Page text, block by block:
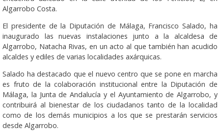
Algarrobo Costa.
El presidente de la Diputación de Málaga, Francisco Salado, ha
inaugurado las nuevas instalaciones junto a la alcaldesa de
Algarrobo, Natacha Rivas, en un acto al que también han acudido
alcaldes y ediles de varias localidades axárquicas.
Salado ha destacado que el nuevo centro que se pone en marcha
es fruto de la colaboración institucional entre la Diputación de
Málaga, la Junta de Andalucía y el Ayuntamiento de Algarrobo, y
contribuirá al bienestar de los ciudadanos tanto de la localidad
como de los demás municipios a los que se prestarán servicios
desde Algarrobo.